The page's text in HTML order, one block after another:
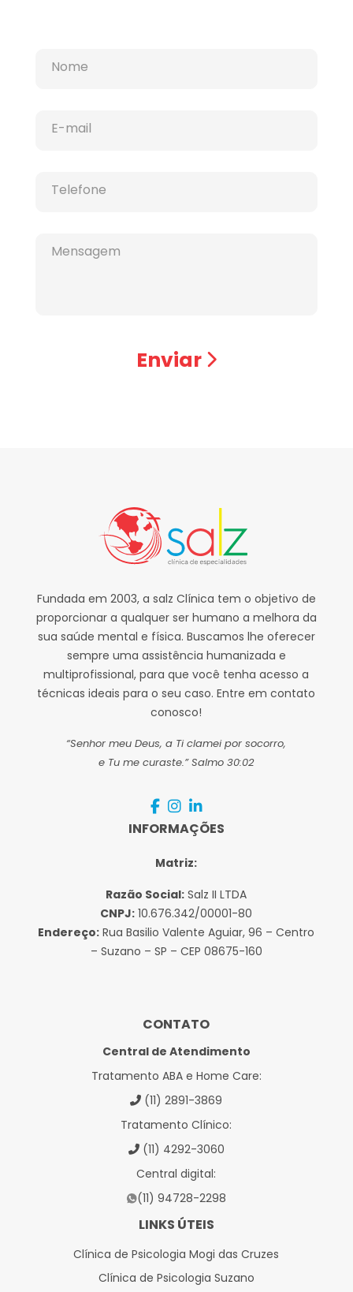
Nome
E-mail
Telefone
Mensagem
Fundada em 2003, a salz Clínica tem o objetivo de
proporcionar a qualquer ser humano a melhora da
sua saúde mental e física. Buscamos lhe oferecer
sempre uma assistência humanizada e
multiprofissional, para que você tenha acesso a
técnicas ideais para o seu caso. Entre em contato
conosco!
“Senhor meu Deus, a Ti clamei por socorro,
e Tu me curaste.” Salmo 30:02
INFORMAÇÕES
Matriz:
Razão Social: Salz II LTDA
CNPJ: 10.676.342/00001-80
Endereço: Rua Basilio Valente Aguiar, 96 – Centro
– Suzano – SP – CEP 08675-160
CONTATO
Central de Atendimento
Tratamento ABA e Home Care:
(11) 2891-3869
Tratamento Clínico:
(11) 4292-3060
Central digital:
(11) 94728-2298
LINKS ÚTEIS
Clínica de Psicologia Mogi das Cruzes
Clínica de Psicologia Suzano